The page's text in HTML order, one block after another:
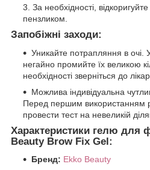
За необхідності,
пензликом.
Запобіжні заходи:
Уникайте потрапляння в очі.
негайно промийте їх великою
необхідності зверніться до
Можлива індивідуальна
Перед першим використанням
провести тест на невеликій
Характеристики гелю для
Beauty Brow Fix Gel:
Бренд: Ekko Beauty